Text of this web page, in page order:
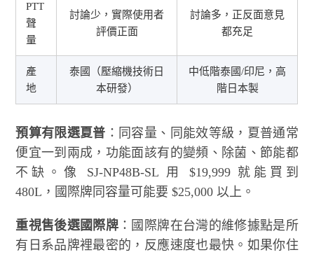
PTT
聲
量
討論少，實際使用者
評價正面
討論多，正反面意見
都充足
產
地
泰國（壓縮機技術日
本研發）
中低階泰國/印尼，高
階日本製
預算有限選夏普 ：同容量、同能效等級，夏普通常
便宜一到兩成，功能面該有的變頻、除菌、節能都
不缺。像 SJ-NP48B-SL 用 $19,999 就能買到
480L，國際牌同容量可能要 $25,000 以上。
重視售後選國際牌 ：國際牌在台灣的維修據點是所
有日系品牌裡最密的，反應速度也最快。如果你住